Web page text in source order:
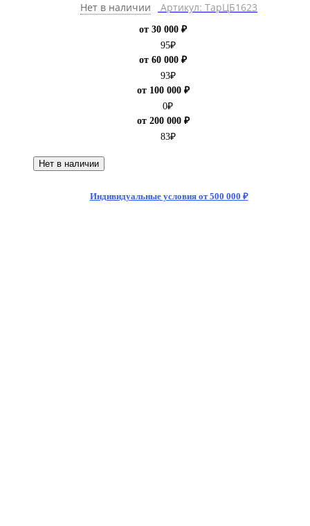
Нет в наличии Артикул: ТарЦБ1623
от 30 000 ₽
95₽
от 60 000 ₽
93₽
от 100 000 ₽
0₽
от 200 000 ₽
83₽
Нет в наличии
Индивидуальные условия от 500 000 ₽